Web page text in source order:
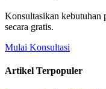
Konsultasikan kebutuhan
secara gratis.
Mulai Konsultasi
Artikel Terpopuler